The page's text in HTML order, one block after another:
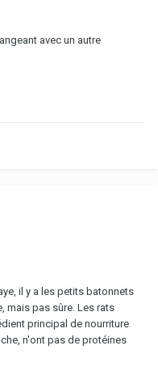
avec un autre
il y a les petits batonnets
mais pas sûre. Les rats
principal de nourriture
n'ont pas de protéines